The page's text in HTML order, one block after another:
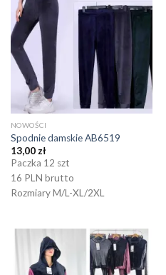
NOWOŚCI
Spodnie damskie AB6519
13,00 zł
Paczka 12 szt
16 PLN brutto
Rozmiary M/L-XL/2XL